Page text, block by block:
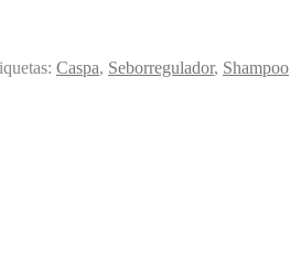
Caspa, Seborregulador, Shampoo